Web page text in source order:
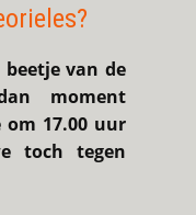
van de
moment
om 17.00 uur
toch tegen